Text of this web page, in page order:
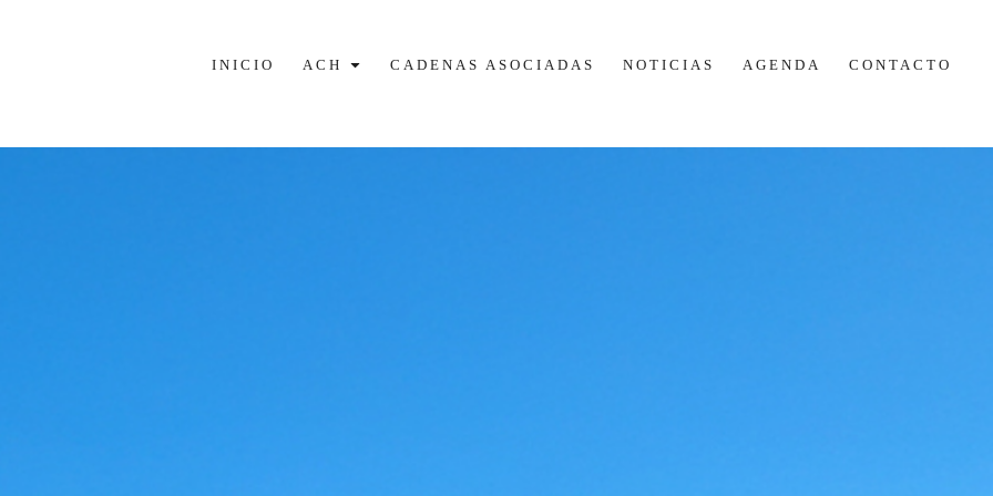
INICIO ACH Abrir ACHCADENAS ASOCIADAS NOTICIAS AGENDA CONTACTO